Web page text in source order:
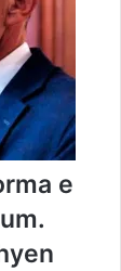
e